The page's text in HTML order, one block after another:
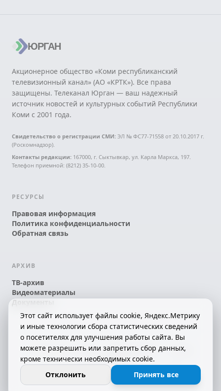
ЮРГАН
Акционерное общество «Коми республиканский
телевизионный канал» (АО «КРТК»). Все права
защищены. Телеканал Юрган — ваш надежный
источник новостей и культурных событий Республики
Коми с 2001 года.
Свидетельство о регистрации СМИ: ЭЛ № ФС77-71558 от 20.10.2017 г.
(Роскомнадзор).
Контакты редакции: 167000, г. Сыктывкар, ул. Карла Маркса, 197.
Телефон приемной: (8212) 35-10-00.
РЕСУРСЫ
Правовая информация
Политика конфиденциальности
Обратная связь
АРХИВ
ТВ-архив
Видеоматериалы
Документы
© 2026 АО «КРТК» • КОМИ ЙÖЗЛЫ — КОМИ
ТЕЛЕКАНАЛ!
СДЕЛАНО С ЛЮБОВЬЮ К РЕСПУБЛИКЕ КОМИ
16+
Этот сайт использует файлы cookie, Яндекс.Метрику
и иные технологии сбора статистических сведений
о посетителях для улучшения работы сайта. Вы
можете разрешить или запретить сбор данных,
кроме технически необходимых cookie.
Отклонить
Принять все